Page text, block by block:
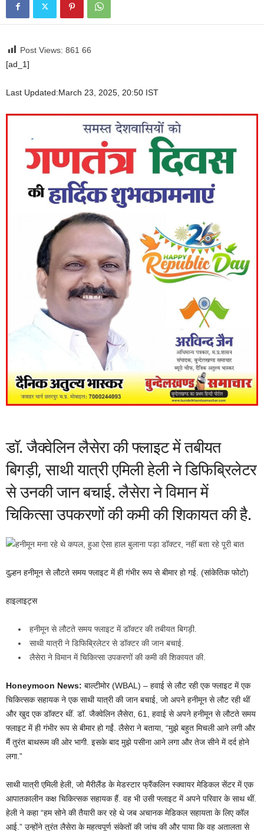
Post Views: 861 66
[ad_1]
Last Updated:March 23, 2025, 20:50 IST
डॉ. जैक्वेलिन लैसेरा की फ्लाइट में तबीयत
बिगड़ी, साथी यात्री एमिली हेली ने डिफिब्रिलेटर
से उनकी जान बचाई. लैसेरा ने विमान में
चिकित्सा उपकरणों की कमी की शिकायत की है.
दुल्हन हनीमून से लौटते समय फ्लाइट में ही गंभीर रूप से बीमार हो गई. (सांकेतिक फोटो)
हाइलाइट्स
हनीमून से लौटते समय फ्लाइट में डॉक्टर की तबीयत बिगड़ी.
साथी यात्री ने डिफिब्रिलेटर से डॉक्टर की जान बचाई.
लैसेरा ने विमान में चिकित्सा उपकरणों की कमी की शिकायत की.
Honeymoon News: बाल्टीमोर (WBAL) – हवाई से लौट रही एक फ्लाइट में एक
चिकित्सक सहायक ने एक साथी यात्री की जान बचाई, जो अपने हनीमून से लौट रही थीं
और खुद एक डॉक्टर थीं. डॉ. जैक्वेलिन लैसेरा, 61, हवाई से अपने हनीमून से लौटते समय
फ्लाइट में ही गंभीर रूप से बीमार हो गईं. लैसेरा ने बताया, “मुझे बहुत मिचली आने लगी और
मैं तुरंत बाथरूम की ओर भागी. इसके बाद मुझे पसीना आने लगा और तेज सीने में दर्द होने
लगा.”
साथी यात्री एमिली हेली, जो मैरीलैंड के मेडस्टार फ्रैंकलिन स्क्वायर मेडिकल सेंटर में एक
आपातकालीन कक्ष चिकित्सक सहायक हैं. वह भी उसी फ्लाइट में अपने परिवार के साथ थीं.
हेली ने कहा “हम सोने की तैयारी कर रहे थे जब अचानक मेडिकल सहायता के लिए कॉल
आई.” उन्होंने तुरंत लैसेरा के महत्वपूर्ण संकेतों की जांच की और पाया कि वह अतालता से